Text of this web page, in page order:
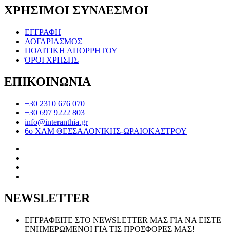
ΧΡΗΣΙΜΟΙ ΣΥΝΔΕΣΜΟΙ
ΕΓΓΡΑΦΗ
ΛΟΓΑΡΙΑΣΜΟΣ
ΠΟΛΙΤΙΚΗ ΑΠΟΡΡΗΤΟΥ
ΌΡΟΙ ΧΡΗΣΗΣ
ΕΠΙΚΟΙΝΩΝΙΑ
+30 2310 676 070
+30 697 9222 803
info@interanthia.gr
6ο ΧΛΜ ΘΕΣΣΑΛΟΝΙΚΗΣ-ΩΡΑΙΟΚΑΣΤΡΟΥ
NEWSLETTER
ΕΓΓΡΑΦΕΙΤΕ ΣΤΟ NEWSLETTER ΜΑΣ ΓΙΑ ΝΑ ΕΙΣΤΕ
ΕΝΗΜΕΡΩΜΕΝΟΙ ΓΙΑ ΤΙΣ ΠΡΟΣΦΟΡΕΣ ΜΑΣ!